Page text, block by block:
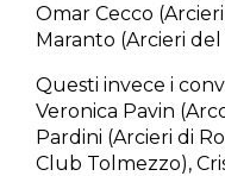
Omar Cecco
Maranto (Arcieri del
Questi invece i
Veronica Pavin
Pardini (Arcieri di
Club Tolmezzo),